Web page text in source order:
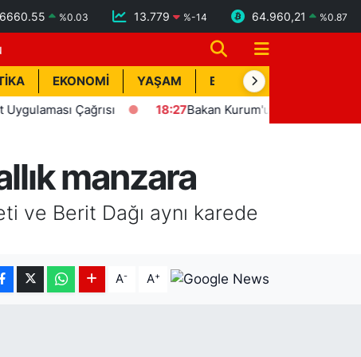
6660.55 %0.03 13.779 %-14 64.960,21 %0.87
EKONOMİ YAŞAM BİK İLAN
Çağrısı 18:27 Bakan Kurum'un katılımıyla
manzara
ve Berit Dağı aynı karede
A- A+